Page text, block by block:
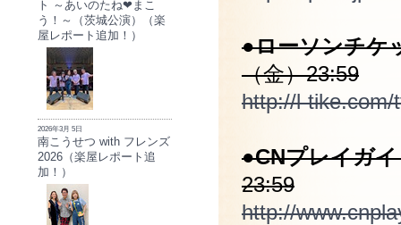
ト ～あいのたね❤まこ
う！～（茨城公演）（楽
屋レポート追加！）
2026年3月 5日
南こうせつ with フレンズ
2026（楽屋レポート追
加！）
●ローソンチケ
（金）23:59
http://l-tike.com/
●CNプレイガ
23:59
http://